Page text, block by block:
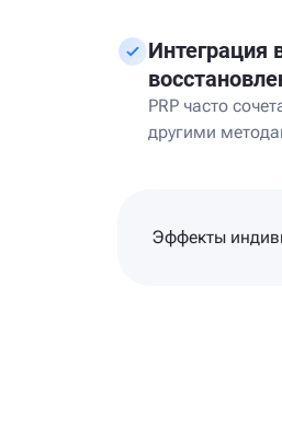
Интеграция
PRP часто
другими
Эффекты